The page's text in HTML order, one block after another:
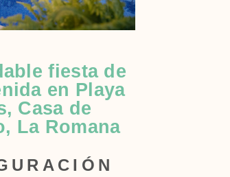
fiesta de
en Playa
Casa de
La Romana